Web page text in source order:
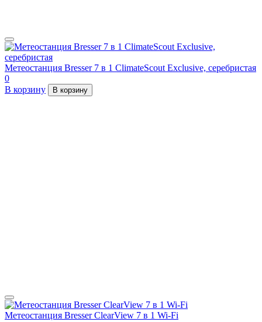
Метеостанция Bresser 7 в 1 ClimateScout Exclusive, серебристая
0
В корзину
В корзину
Метеостанция Bresser ClearView 7 в 1 Wi-Fi